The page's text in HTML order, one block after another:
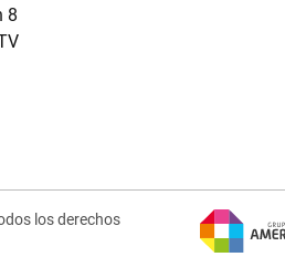
8
los derechos